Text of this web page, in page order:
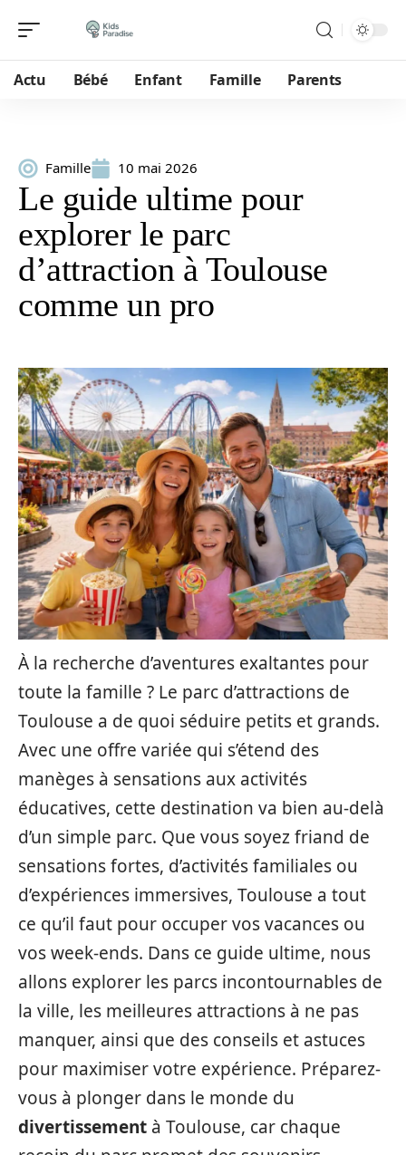
Actu Bébé Enfant Famille Parents
Famille 10 mai 2026
Le guide ultime pour
explorer le parc
d’attraction à Toulouse
comme un pro
À la recherche d’aventures exaltantes pour
toute la famille ? Le parc d’attractions de
Toulouse a de quoi séduire petits et grands.
Avec une offre variée qui s’étend des
manèges à sensations aux activités
éducatives, cette destination va bien au-delà
d’un simple parc. Que vous soyez friand de
sensations fortes, d’activités familiales ou
d’expériences immersives, Toulouse a tout
ce qu’il faut pour occuper vos vacances ou
vos week-ends. Dans ce guide ultime, nous
allons explorer les parcs incontournables de
la ville, les meilleures attractions à ne pas
manquer, ainsi que des conseils et astuces
pour maximiser votre expérience. Préparez-
vous à plonger dans le monde du
divertissement à Toulouse, car chaque